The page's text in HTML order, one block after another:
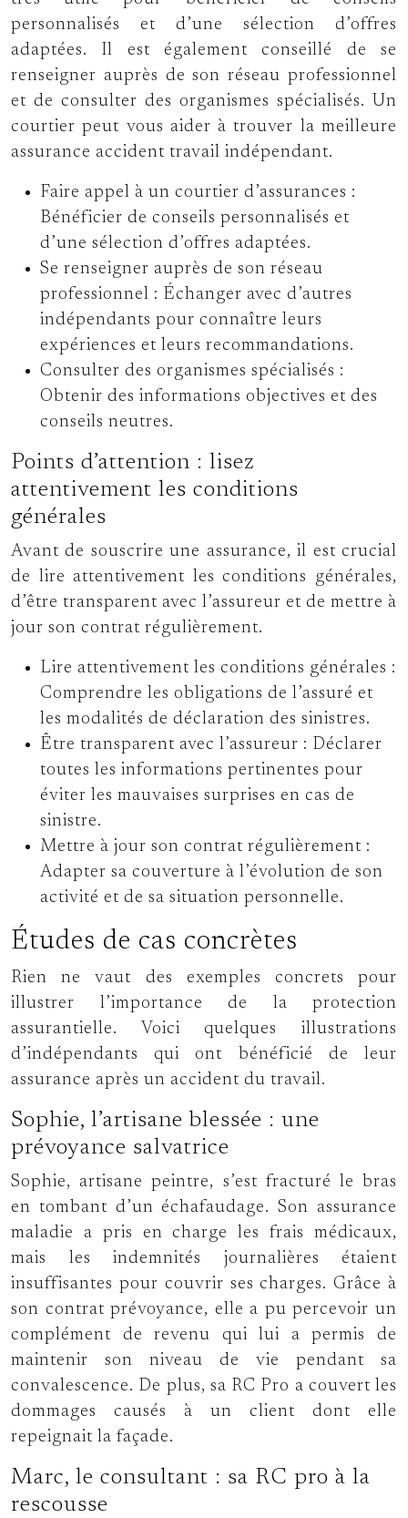
personnalisés et d’une sélection d’offres
adaptées. Il est également conseillé de se
renseigner auprès de son réseau professionnel
et de consulter des organismes spécialisés. Un
courtier peut vous aider à trouver la meilleure
assurance accident travail indépendant.
Faire appel à un courtier d’assurances :
Bénéficier de conseils personnalisés et
d’une sélection d’offres adaptées.
Se renseigner auprès de son réseau
professionnel : Échanger avec d’autres
indépendants pour connaître leurs
expériences et leurs recommandations.
Consulter des organismes spécialisés :
Obtenir des informations objectives et des
conseils neutres.
Points d’attention : lisez
attentivement les conditions
générales
Avant de souscrire une assurance, il est crucial
de lire attentivement les conditions générales,
d’être transparent avec l’assureur et de mettre à
jour son contrat régulièrement.
Lire attentivement les conditions générales :
Comprendre les obligations de l’assuré et
les modalités de déclaration des sinistres.
Être transparent avec l’assureur : Déclarer
toutes les informations pertinentes pour
éviter les mauvaises surprises en cas de
sinistre.
Mettre à jour son contrat régulièrement :
Adapter sa couverture à l’évolution de son
activité et de sa situation personnelle.
Études de cas concrètes
Rien ne vaut des exemples concrets pour
illustrer l’importance de la protection
assurantielle. Voici quelques illustrations
d’indépendants qui ont bénéficié de leur
assurance après un accident du travail.
Sophie, l’artisane blessée : une
prévoyance salvatrice
Sophie, artisane peintre, s’est fracturé le bras
en tombant d’un échafaudage. Son assurance
maladie a pris en charge les frais médicaux,
mais les indemnités journalières étaient
insuffisantes pour couvrir ses charges. Grâce à
son contrat prévoyance, elle a pu percevoir un
complément de revenu qui lui a permis de
maintenir son niveau de vie pendant sa
convalescence. De plus, sa RC Pro a couvert les
dommages causés à un client dont elle
repeignait la façade.
Marc, le consultant : sa RC pro à la
rescousse